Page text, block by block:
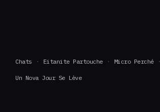
Chats Eitanite Partouche Micro Perché
Un Nova Jour Se Lève